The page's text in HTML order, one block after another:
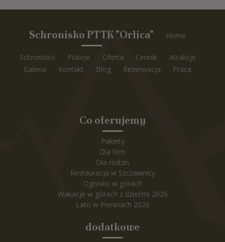
Schronisko PTTK "Orlica" Home
Schronisko Pokoje Oferta Cennik
Atrakcje
Galeria
Kontakt Blog Rezerwacja Praca
Co oferujemy
Pakiety
Dla firm
Dla rodzin
Restauracja w Szczawnicy
Ognisko w górach
Wakacje w górach z dziećmi 2026
Lato w Pieninach 2026
dodatkowe